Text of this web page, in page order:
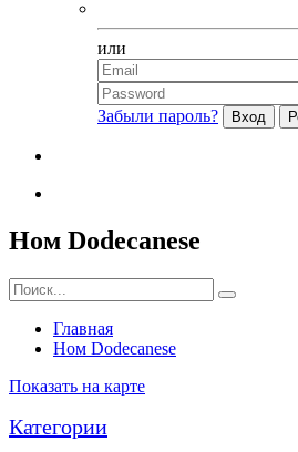
или
Забыли пароль?
Ном Dodecanese
Главная
Ном Dodecanese
Показать на карте
Категории